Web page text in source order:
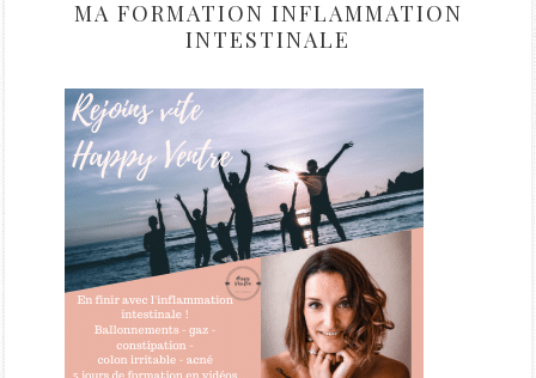
MA FORMATION INFLAMMATION
INTESTINALE